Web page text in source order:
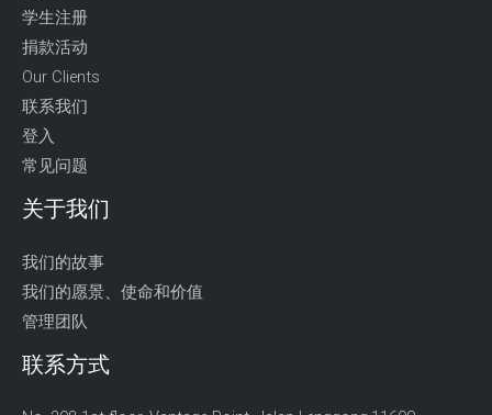
学生注册
捐款活动
Our Clients
联系我们
登入
常见问题
关于我们
我们的故事
我们的愿景、使命和价值
管理团队
联系方式